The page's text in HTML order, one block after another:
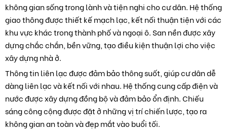
không gian sống trong lành và tiện nghi cho cư dân. Hệ thống
giao thông được thiết kế mạch lạc, kết nối thuận tiện với các
khu vực khác trong thành phố và ngoại ô. San nền được xây
dựng chắc chắn, bền vững, tạo điều kiện thuận lợi cho việc
xây dựng nhà ở.
Thông tin liên lạc được đảm bảo thông suốt, giúp cư dân dễ
dàng liên lạc và kết nối với nhau. Hệ thống cung cấp điện và
nước được xây dựng đồng bộ và đảm bảo ổn định. Chiếu
sáng công cộng được đặt ở những vị trí chiến lược, tạo ra
không gian an toàn và đẹp mắt vào buổi tối.